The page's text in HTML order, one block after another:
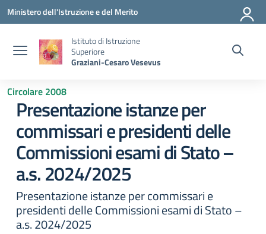
Vai ai contenuti
Vai al menu di navigazione
Vai al footer
Ministero dell'Istruzione e del Merito
Istituto di Istruzione
Superiore
Graziani-Cesaro Vesevus
Circolare 2008
Presentazione istanze per
commissari e presidenti delle
Commissioni esami di Stato –
a.s. 2024/2025
Presentazione istanze per commissari e
presidenti delle Commissioni esami di Stato –
a.s. 2024/2025